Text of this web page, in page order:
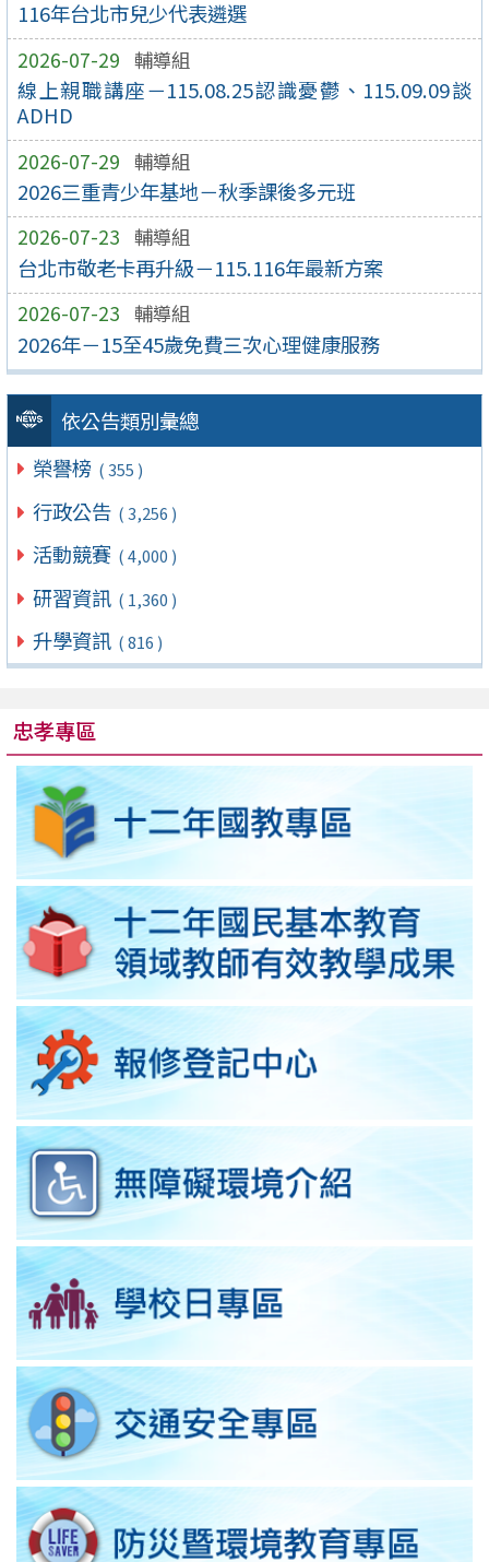
116年台北市兒少代表遴選
2026-07-29 輔導組
線上親職講座－115.08.25認識憂鬱、115.09.09談
ADHD
2026-07-29 輔導組
2026三重青少年基地－秋季課後多元班
2026-07-23 輔導組
台北市敬老卡再升級－115.116年最新方案
2026-07-23 輔導組
2026年－15至45歲免費三次心理健康服務
依公告類別彙總
榮譽榜 ( 355 )
行政公告 ( 3,256 )
活動競賽 ( 4,000 )
研習資訊 ( 1,360 )
升學資訊 ( 816 )
忠孝專區